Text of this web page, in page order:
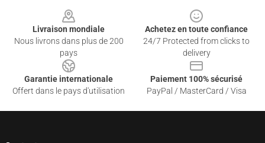
Livraison mondiale
Nous livrons dans plus de 200
pays
Achetez en toute confiance
24/7 Protected from clicks to
delivery
Garantie internationale
Offert dans le pays d'utilisation
Paiement 100% sécurisé
PayPal / MasterCard / Visa